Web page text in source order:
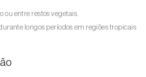
grande-da-couve (
pequena-da-couve
ou entre restos vegetais.
longos períodos em regiões tropicais